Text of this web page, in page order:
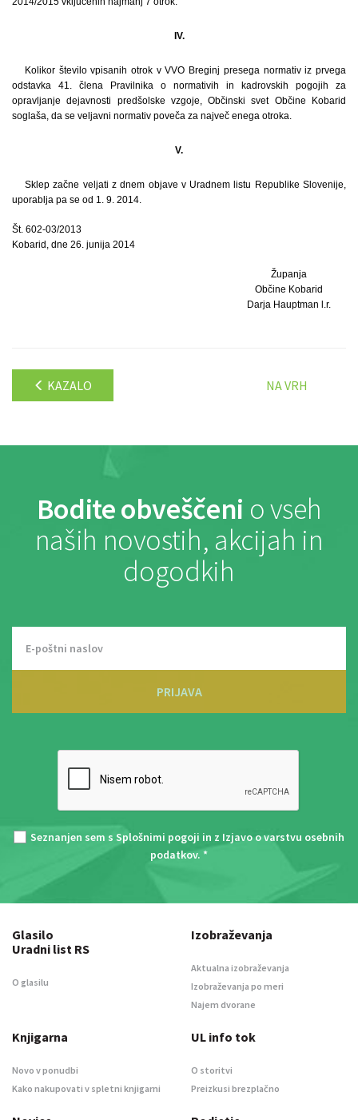
IV.
Kolikor število vpisanih otrok v VVO Breginj presega normativ iz prvega
odstavka 41. člena Pravilnika o normativih in kadrovskih pogojih za
opravljanje dejavnosti predšolske vzgoje, Občinski svet Občine Kobarid
soglaša, da se veljavni normativ poveča za največ enega otroka.
V.
Sklep začne veljati z dnem objave v Uradnem listu Republike Slovenije,
uporablja pa se od 1. 9. 2014.
Št. 602-03/2013
Kobarid, dne 26. junija 2014
Županja
Občine Kobarid
Darja Hauptman l.r.
KAZALO NA VRH
Bodite obveščeni o vseh
naših novostih, akcijah in
dogodkih
PRIJAVA
Seznanjen sem s Splošnimi pogoji in z Izjavo o varstvu osebnih
podatkov. *
Glasilo
Uradni list RS
O glasilu
Izobraževanja
Aktualna izobraževanja
Izobraževanja po meri
Najem dvorane
Knjigarna
Novo v ponudbi
Kako nakupovati v spletni knjigarni
UL info tok
O storitvi
Preizkusi brezplačno